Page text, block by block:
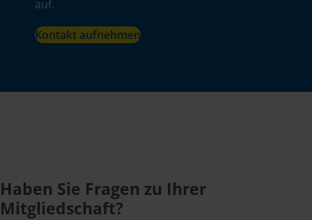
auf.
Kontakt aufnehmen
Haben Sie Fragen zu Ihrer
Mitgliedschaft?